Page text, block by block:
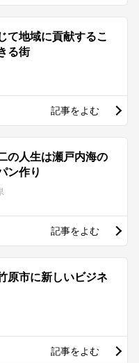
て地域に貢献するこ
る街
記事をよむ
の人生は瀬戸内海の
ン作り
記事をよむ
原市に新しいビジネ
記事をよむ